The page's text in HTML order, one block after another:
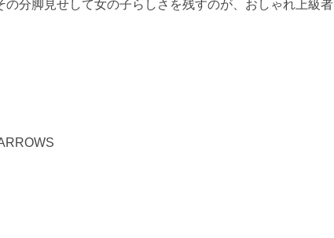
分脚見せして女の子らしさを残すのが、おしゃれ上級者